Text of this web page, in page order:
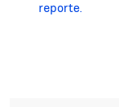
reporte.